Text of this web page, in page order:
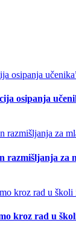
osipanja
razmišljanja za
kroz rad u